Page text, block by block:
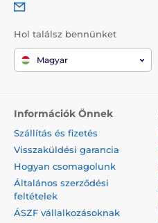
Hol találsz bennünket
Magyar
Információk Önnek
Szállítás és fizetés
Visszaküldési garancia
Hogyan csomagolunk
Általános szerződési
feltételek
ÁSZF vállalkozásoknak